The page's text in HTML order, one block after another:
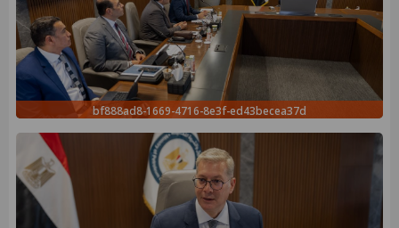
bf888ad8-1669-4716-8e3f-ed43becea37d